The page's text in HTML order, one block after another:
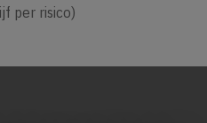
per risico)